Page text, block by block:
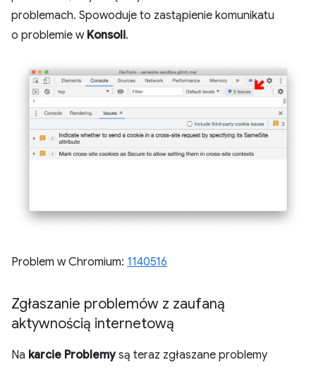
problemach. Spowoduje to zastąpienie komunikatu
o problemie w Konsoli.
Problem w Chromium: 1140516
Zgłaszanie problemów z zaufaną
aktywnością internetową
Na karcie Problemysą teraz zgłaszane problemy